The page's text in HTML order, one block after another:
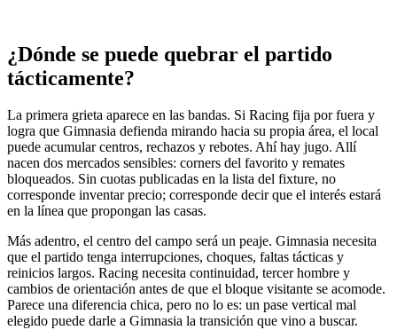
¿Dónde se puede quebrar el partido
tácticamente?
La primera grieta aparece en las bandas. Si Racing fija por fuera y
logra que Gimnasia defienda mirando hacia su propia área, el local
puede acumular centros, rechazos y rebotes. Ahí hay jugo. Allí
nacen dos mercados sensibles: corners del favorito y remates
bloqueados. Sin cuotas publicadas en la lista del fixture, no
corresponde inventar precio; corresponde decir que el interés estará
en la línea que propongan las casas.
Más adentro, el centro del campo será un peaje. Gimnasia necesita
que el partido tenga interrupciones, choques, faltas tácticas y
reinicios largos. Racing necesita continuidad, tercer hombre y
cambios de orientación antes de que el bloque visitante se acomode.
Parece una diferencia chica, pero no lo es: un pase vertical mal
elegido puede darle a Gimnasia la transición que vino a buscar.